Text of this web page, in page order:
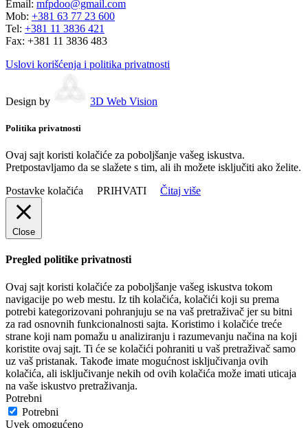
Email: mfpdoo@gmail.com
Mob: +381 63 77 23 600
Tel: +381 11 3836 421
Fax: +381 11 3836 483
Uslovi korišćenja i politika privatnosti
Design by 3D Web Vision
Politika privatnosti
Ovaj sajt koristi kolačiće za poboljšanje vašeg iskustva.
Pretpostavljamo da se slažete s tim, ali ih možete isključiti ako želite.
Postavke kolačića
PRIHVATI Čitaj više
Close
Pregled politike privatnosti
Ovaj sajt koristi kolačiće za poboljšanje vašeg iskustva tokom
navigacije po web mestu. Iz tih kolačića, kolačići koji su prema
potrebi kategorizovani pohranjuju se na vaš pretraživač jer su bitni
za rad osnovnih funkcionalnosti sajta. Koristimo i kolačiće treće
strane koji nam pomažu u analiziranju i razumevanju načina na koji
koristite ovaj sajt. Ti će se kolačići pohraniti u vaš pretraživač samo
uz vaš pristanak. Takođe imate mogućnost isključivanja ovih
kolačića, ali isključivanje nekih od ovih kolačića može imati uticaja
na vaše iskustvo pretraživanja.
Potrebni
Potrebni
Uvek omogućeno